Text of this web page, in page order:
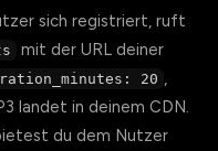
sich registriert, ruft
mit der URL deiner
20 ,
landet in deinem CDN.
du dem Nutzer